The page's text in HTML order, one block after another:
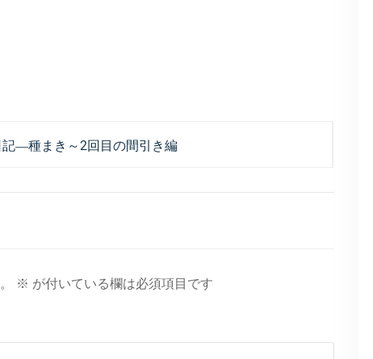
―種まき～2回目の間引き編
※ が付いている欄は必須項目です